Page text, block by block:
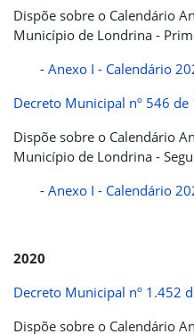
Dispõe sobre o Calendário
Município de Londrina -
- Anexo I - Calendário
Decreto Municipal nº 546
Dispõe sobre o Calendário
Município de Londrina -
- Anexo I - Calendário
2020
Decreto Municipal nº 1.452
Dispõe sobre o Calendário